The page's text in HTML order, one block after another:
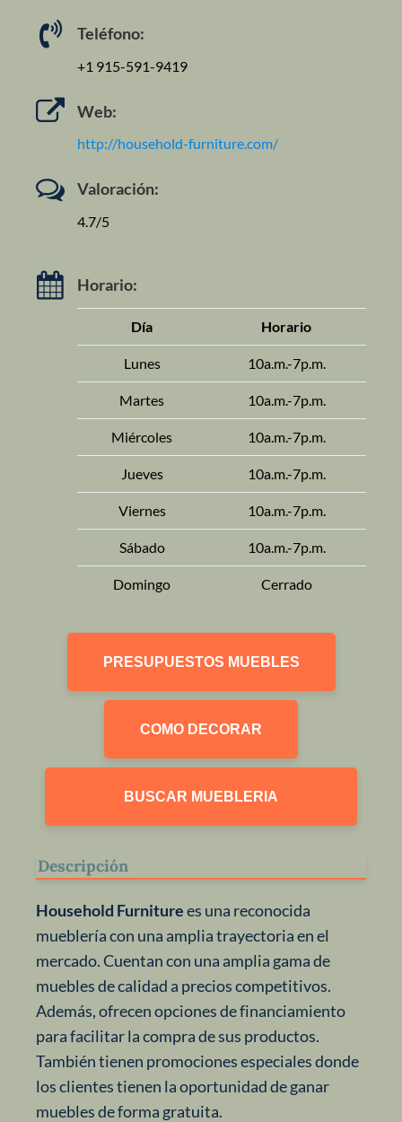
Teléfono:
+1 915-591-9419
Web:
http://household-furniture.com/
Valoración:
4.7/5
Horario:
Día Horario
Lunes 10a.m.-7p.m.
Martes 10a.m.-7p.m.
Miércoles 10a.m.-7p.m.
Jueves 10a.m.-7p.m.
Viernes 10a.m.-7p.m.
Sábado 10a.m.-7p.m.
Domingo Cerrado
PRESUPUESTOS MUEBLES
COMO DECORAR
BUSCAR MUEBLERIA
Descripción
Household Furniturees una reconocida
mueblería con una amplia trayectoria en el
mercado. Cuentan con una amplia gama de
muebles de calidad a precios competitivos.
Además, ofrecen opciones de financiamiento
para facilitar la compra de sus productos.
También tienen promociones especiales donde
los clientes tienen la oportunidad de ganar
muebles de forma gratuita.